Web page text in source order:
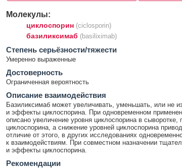
Молекулы:
циклоспорин (ciclosporin)
базиликсимаб (basiliximab)
Cтепень серьёзности/тяжести
Умеренно выраженные
Достоверность
Ограниченная вероятность
Описание взаимодействия
Базиликсимаб может увеличивать, уменьшать, или не
и эффекты циклоспорина. При одновременном
описано увеличение уровня циклоспорина в сыворотке,
циклоспорина, а снижение уровней циклоспорина
отличие от этого, в других исследованиях
к взаимодействиям. При совместном назначении
и эффекты циклоспорина.
Рекомендации